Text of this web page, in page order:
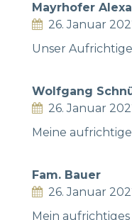
Mayrhofer
26. Januar
Unser
Wolfgang
26. Januar
Meine
Fam. Bauer
26. Januar
Mein aufrichtiges